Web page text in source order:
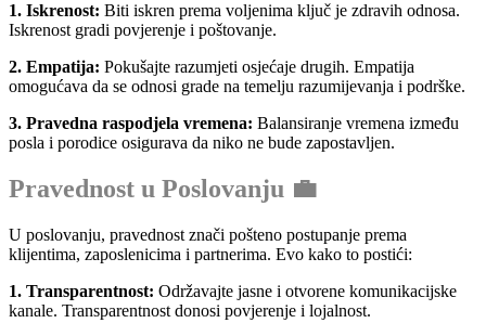
1. Iskrenost: Biti iskren prema voljenima ključ je zdravih odnosa.
Iskrenost gradi povjerenje i poštovanje.
2. Empatija: Pokušajte razumjeti osjećaje drugih. Empatija
omogućava da se odnosi grade na temelju razumijevanja i podrške.
3. Pravedna raspodjela vremena: Balansiranje vremena između
posla i porodice osigurava da niko ne bude zapostavljen.
Pravednost u Poslovanju 💼
U poslovanju, pravednost znači pošteno postupanje prema
klijentima, zaposlenicima i partnerima. Evo kako to postići:
1. Transparentnost: Održavajte jasne i otvorene komunikacijske
kanale. Transparentnost donosi povjerenje i lojalnost.